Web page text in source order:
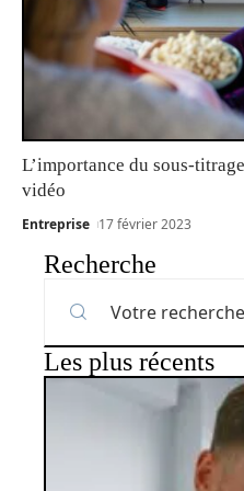
L’importance du sous-
vidéo
Entreprise 17 février 2023
Recherche
Les plus récents